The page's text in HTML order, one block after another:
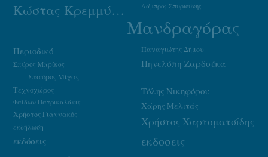
Κώστας Κρεμμύδας Λάμπρος Σπυριούνης
Μανδραγόρας
Παναγιώτης Δήμου
Περιοδικό
Πηνελόπη Ζαρδούκα
Σπύρος Μπρίκος
Σταύρος Μίχας
Τεχνοχώρος
Τόλης Νικηφόρου
Φαίδων Πατρικαλάκις Χάρης Μελιτάς
Χρήστος Γιαννακός
Χρήστος Χαρτοματσίδης
εκδήλωση
εκδοσεις
εκδόσεις